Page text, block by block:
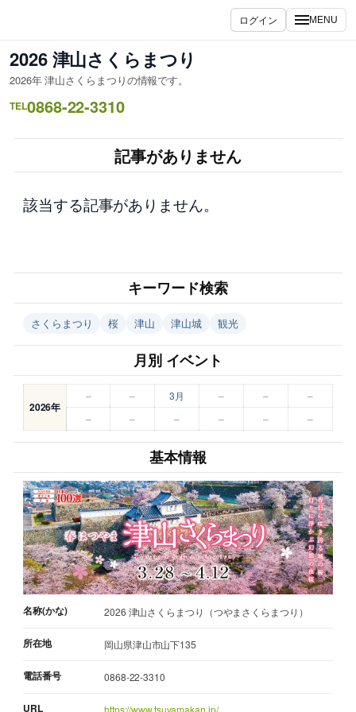
を
ス
キ
ッ
ログイン MENU
2026 津山さくらまつり
2026年 津山さくらまつりの情報です。
TEL0868-22-3310
記事がありません
該当する記事がありません。
キーワード検索
さくらまつり 桜 津山 津山城 観光
月別 イベント
2026年
– – 3月 – –
–
–
– – – – –
基本情報
名称(かな) 2026 津山さくらまつり（つやまさくらまつり）
所在地 岡山県津山市山下135
電話番号 0868-22-3310
URL https://www.tsuyamakan.jp/